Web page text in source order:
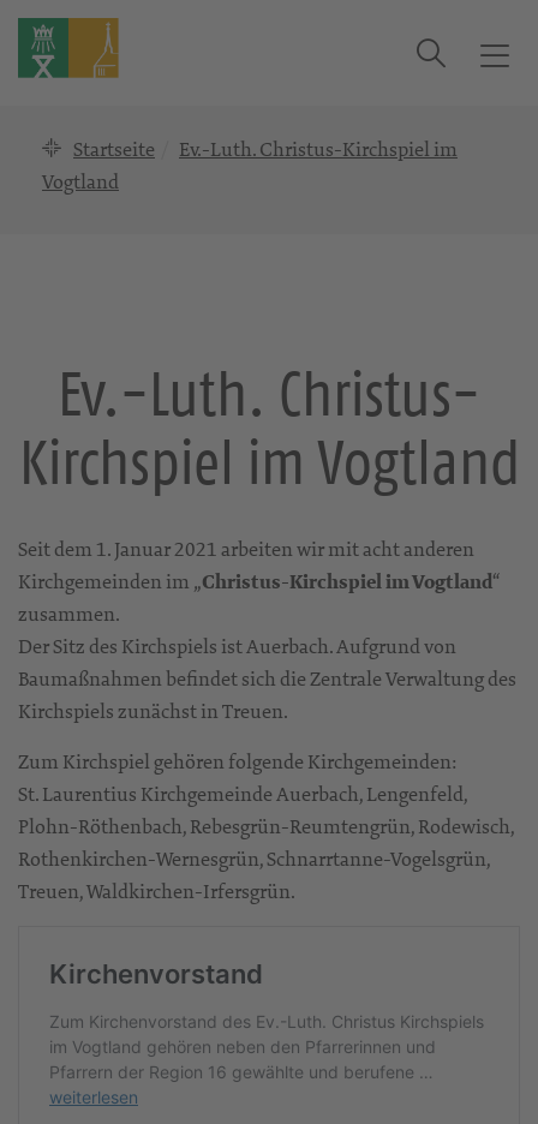
T
o
Suche
Startseite
Ev.-Luth. Christus-Kirchspiel im
Vogtland
Ev.-Luth. Christus-
Kirchspiel im Vogtland
Seit dem 1. Januar 2021 arbeiten wir mit acht anderen
Kirchgemeinden im „Christus-Kirchspiel im Vogtland“
zusammen.
Der Sitz des Kirchspiels ist Auerbach. Aufgrund von
Baumaßnahmen befindet sich die Zentrale Verwaltung des
Kirchspiels zunächst in Treuen.
Zum Kirchspiel gehören folgende Kirchgemeinden:
St. Laurentius Kirchgemeinde Auerbach, Lengenfeld,
Plohn-Röthenbach, Rebesgrün-Reumtengrün, Rodewisch,
Rothenkirchen-Wernesgrün, Schnarrtanne-Vogelsgrün,
Treuen, Waldkirchen-Irfersgrün.